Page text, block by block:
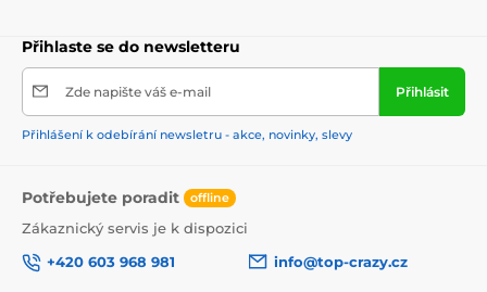
Přihlaste se do newsletteru
Zde napište váš e-mail Přihlásit
Přihlášení k odebírání newsletru - akce, novinky, slevy
Potřebujete poradit offline
Zákaznický servis je k dispozici
+420 603 968 981
info@top-crazy.cz